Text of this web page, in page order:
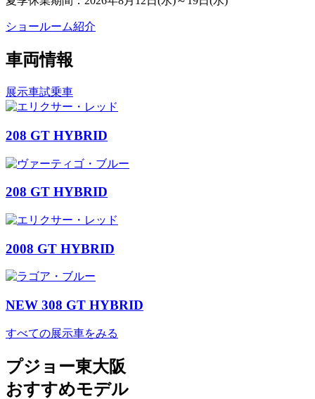
ショールーム紹介
車両情報
展示車試乗車
208 GT HYBRID
208 GT HYBRID
2008 GT HYBRID
NEW 308 GT HYBRID
すべての展示車をみる
プジョー東大阪
おすすめモデル